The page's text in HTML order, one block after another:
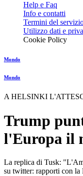
Help e Faq
Info e contatti
Termini del
Utilizzo dati e
Cookie Policy
Mondo
Mondo
A HELSINKI
Trump
l'Europa il
La replica di Tusk:
su twitter: rapporti con la